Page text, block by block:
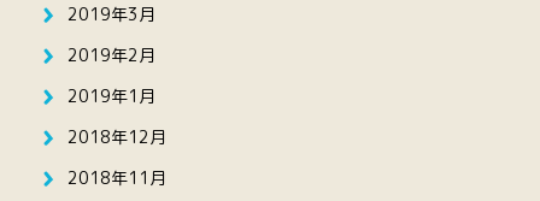
2019年3月
2019年2月
2019年1月
2018年12月
2018年11月